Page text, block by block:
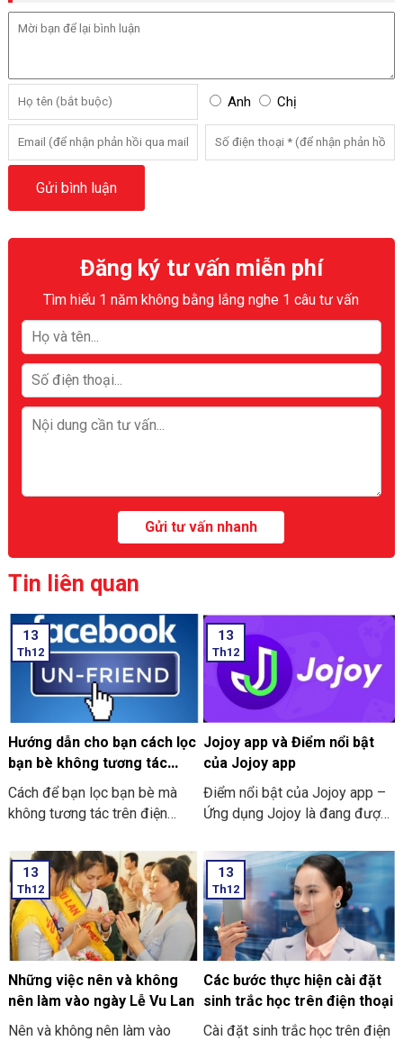
Anh Chị
Đăng ký tư vấn miễn phí
Tìm hiểu 1 năm không bằng lắng nghe 1 câu tư vấn
Tin liên quan
13
Th12
Hướng dẫn cho bạn cách lọc
bạn bè không tương tác
trên Facebook nhanh 2024
Cách để bạn lọc bạn bè mà
không tương tác trên điện
13
Th12
Jojoy app và Điểm nổi bật
của Jojoy app
Điểm nổi bật của Jojoy app –
Ứng dụng Jojoy là đang được
đồng người yêu thích các trò
chơi điện tử ở trên điện thoại
di động.
13
Th12
Những việc nên và không
nên làm vào ngày Lễ Vu Lan
Nên và không nên làm vào
13
Th12
Các bước thực hiện cài đặt
sinh trắc học trên điện thoại
Cài đặt sinh trắc học trên điện